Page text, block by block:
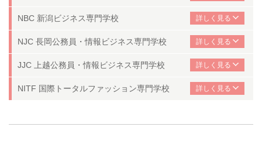
NBC 新潟ビジネス専門学校
NJC 長岡公務員・情報ビジネス専門学校
JJC 上越公務員・情報ビジネス専門学校
NITF 国際トータルファッション専門学校